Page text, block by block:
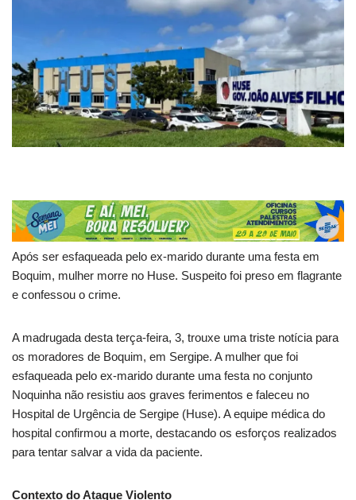
Após ser esfaqueada pelo ex-marido durante uma festa em
Boquim, mulher morre no Huse. Suspeito foi preso em flagrante
e confessou o crime.
A madrugada desta terça-feira, 3, trouxe uma triste notícia para
os moradores de Boquim, em Sergipe. A mulher que foi
esfaqueada pelo ex-marido durante uma festa no conjunto
Noquinha não resistiu aos graves ferimentos e faleceu no
Hospital de Urgência de Sergipe (Huse). A equipe médica do
hospital confirmou a morte, destacando os esforços realizados
para tentar salvar a vida da paciente.
Contexto do Ataque Violento